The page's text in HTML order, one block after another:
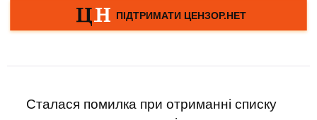
Сталася помилка при отриманні списку